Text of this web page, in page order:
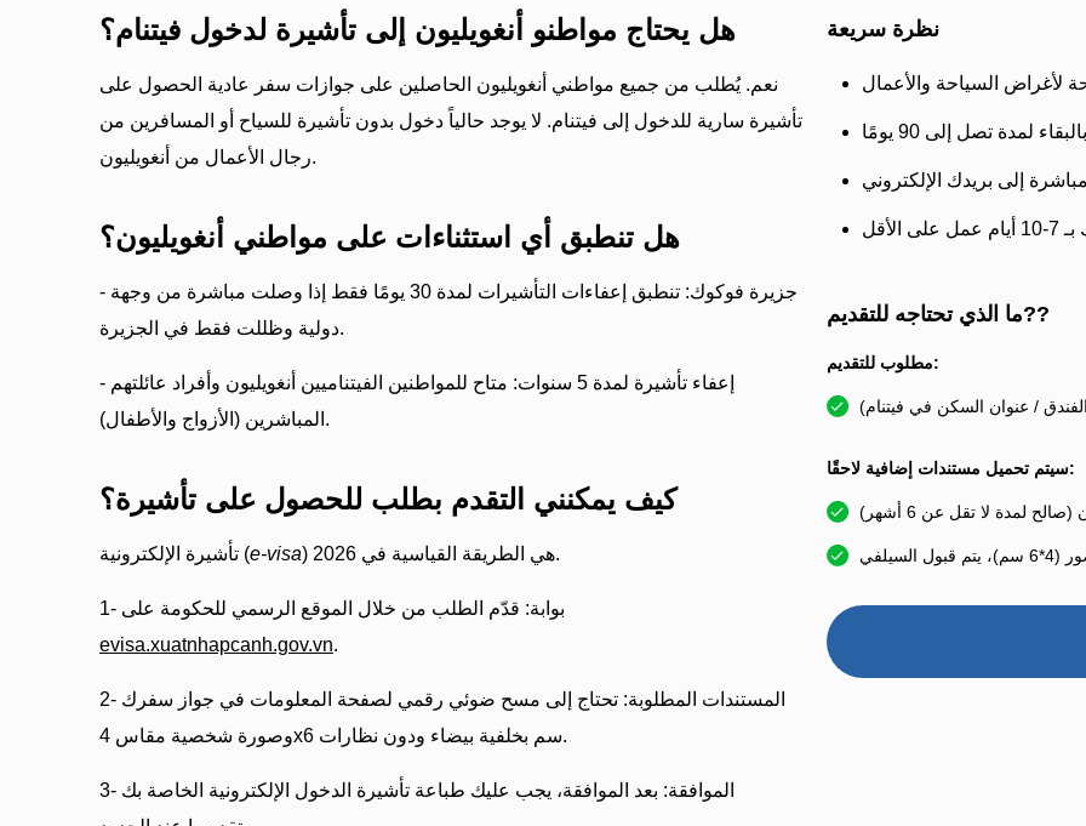
هل يحتاج مواطنو أنغويليون إلى تأشيرة لدخول فيتنام؟
نعم. يُطلب من جميع مواطني أنغويليون الحاصلين على جوازات سفر عادية الحصول على
تأشيرة سارية للدخول إلى فيتنام. لا يوجد حالياً دخول بدون تأشيرة للسياح أو المسافرين من
رجال الأعمال من أنغويليون.
هل تنطبق أي استثناءات على مواطني أنغويليون؟
- جزيرة فوكوك: تنطبق إعفاءات التأشيرات لمدة 30 يومًا فقط إذا وصلت مباشرة من وجهة
دولية وظللت فقط في الجزيرة.
- إعفاء تأشيرة لمدة 5 سنوات: متاح للمواطنين الفيتناميين أنغويليون وأفراد عائلتهم
المباشرين (الأزواج والأطفال).
كيف يمكنني التقدم بطلب للحصول على تأشيرة؟
تأشيرة الإلكترونية (e-visa ) هي الطريقة القياسية في 2026.
1- بوابة: قدّم الطلب من خلال الموقع الرسمي للحكومة على
evisa.xuatnhapcanh.gov.vn.
2- المستندات المطلوبة: تحتاج إلى مسح ضوئي رقمي لصفحة المعلومات في جواز سفرك
وصورة شخصية مقاس 4x6 سم بخلفية بيضاء ودون نظارات.
3- الموافقة: بعد الموافقة، يجب عليك طباعة تأشيرة الدخول الإلكترونية الخاصة بك
نظرة سريعة
لمدة تصل إلى 90 يومًا
ما الذي تحتاجه للتقديم??
مطلوب للتقديم:
/ عنوان السكن في فيتنام)
سيتم تحميل مستندات إضافية لاحقًا:
لمدة لا تقل عن 6 أشهر)
يتم قبول السيلفي